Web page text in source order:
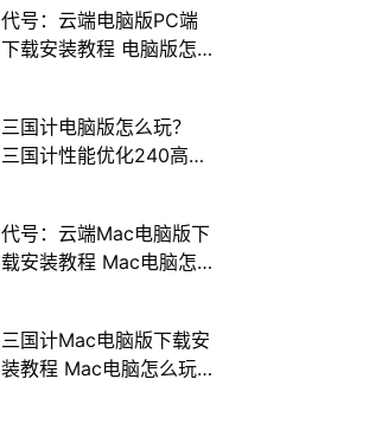
代号：云端电脑版PC端
下载安装教程 电脑版怎
三国计电脑版怎么玩？
三国计性能优化240高帧
代号：云端Mac电脑版下
载安装教程 Mac电脑怎
三国计Mac电脑版下载安
装教程 Mac电脑怎么玩